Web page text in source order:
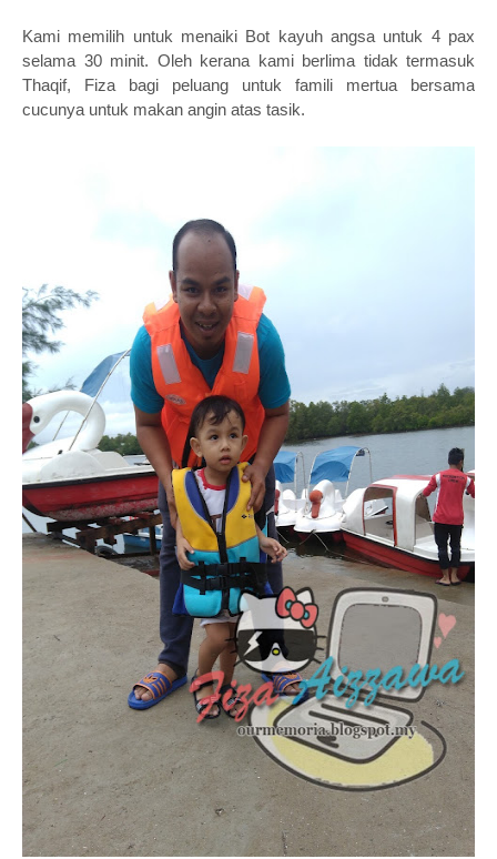
Kami memilih untuk menaiki Bot kayuh angsa untuk 4 pax
selama 30 minit. Oleh kerana kami berlima tidak termasuk
Thaqif, Fiza bagi peluang untuk famili mertua bersama
cucunya untuk makan angin atas tasik.